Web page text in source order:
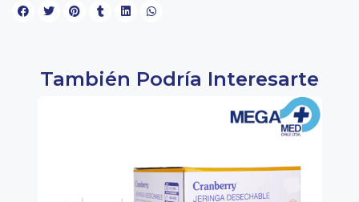
También Podría Interesarte